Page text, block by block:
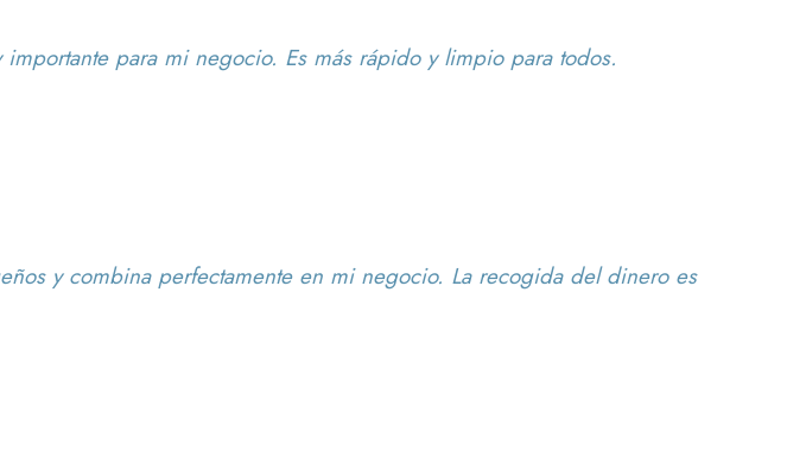
para mi negocio. Es más rápido y limpio para todos.
y combina perfectamente en mi negocio. La recogida del dinero es